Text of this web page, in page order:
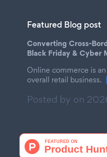
Featured Blog post
Converting Cross-
Black Friday & Cyber
Online commerce is
overall retail business.
Posted by on